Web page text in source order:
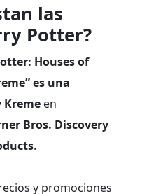
las
Potter?
Houses of
es una
Kreme en
Bros. Discovery
.
y promociones